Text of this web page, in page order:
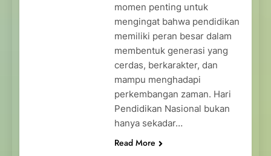
momen penting untuk
mengingat bahwa pendidikan
memiliki peran besar dalam
membentuk generasi yang
cerdas, berkarakter, dan
mampu menghadapi
perkembangan zaman. Hari
Pendidikan Nasional bukan
hanya sekadar…
Read More